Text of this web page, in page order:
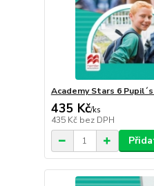
Academy Stars 6
435 Kč/ks
435 Kč bez DPH